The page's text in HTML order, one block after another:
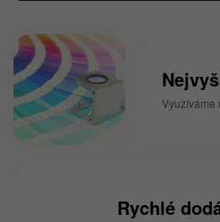
Využíváme
Rychlé